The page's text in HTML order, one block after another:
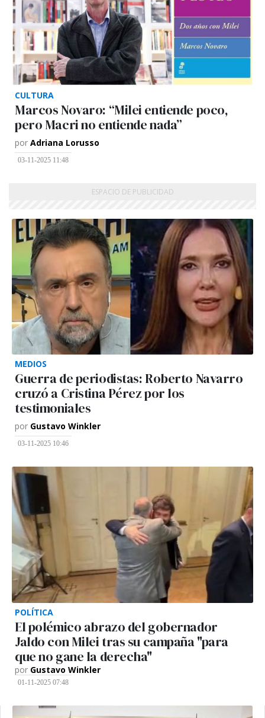
CULTURA
Marcos Novaro: “Milei entiende poco,
pero Macri no entiende nada”
por Adriana Lorusso
03-11-2025 11:48
MEDIOS
Guerra de periodistas: Roberto Navarro
cruzó a Cristina Pérez por los
testimoniales
por Gustavo Winkler
03-11-2025 10:46
POLÍTICA
El polémico abrazo del gobernador
Jaldo con Milei tras su campaña "para
que no gane la derecha"
por Gustavo Winkler
01-11-2025 07:48